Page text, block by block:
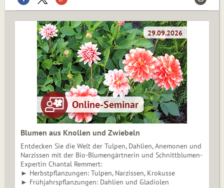
Blumen aus Knollen und Zwiebeln
Entdecken Sie die Welt der Tulpen, Dahlien, Anemonen und
Narzissen mit der Bio-Blumengärtnerin und Schnittblumen-
Expertin Chantal Remmert:
► Herbstpflanzungen: Tulpen, Narzissen, Krokusse
► Frühjahrspflanzungen: Dahlien und Gladiolen